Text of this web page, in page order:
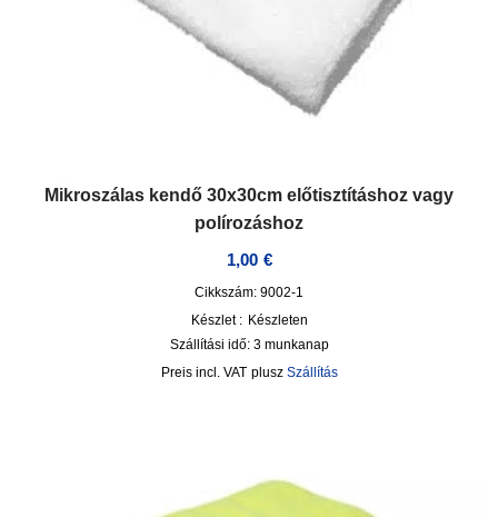
Mikroszálas kendő 30x30cm előtisztításhoz vagy
polírozáshoz
1,00 €
Cikkszám: 9002-1
Készlet : Készleten
Szállítási idő: 3 munkanap
incl. VAT plusz Szállítás